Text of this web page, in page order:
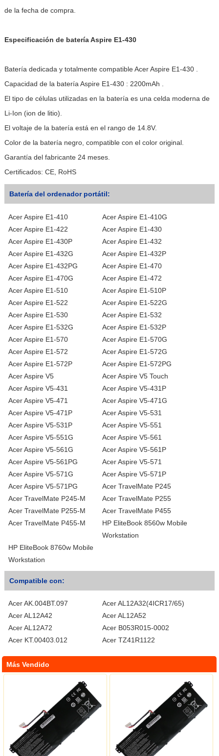
de la fecha de compra.
Especificación de batería Aspire E1-430
Batería dedicada y totalmente compatible Acer Aspire E1-430 .
Capacidad de la batería Aspire E1-430 : 2200mAh .
El tipo de células utilizadas en la batería es una celda moderna de
Li-Ion (ion de litio).
El voltaje de la batería está en el rango de 14.8V.
Color de la batería negro, compatible con el color original.
Garantía del fabricante 24 meses.
Certificados: CE, RoHS
Batería del ordenador portátil:
Acer Aspire E1-410
Acer Aspire E1-410G
Acer Aspire E1-422
Acer Aspire E1-430
Acer Aspire E1-430P
Acer Aspire E1-432
Acer Aspire E1-432G
Acer Aspire E1-432P
Acer Aspire E1-432PG
Acer Aspire E1-470
Acer Aspire E1-470G
Acer Aspire E1-472
Acer Aspire E1-510
Acer Aspire E1-510P
Acer Aspire E1-522
Acer Aspire E1-522G
Acer Aspire E1-530
Acer Aspire E1-532
Acer Aspire E1-532G
Acer Aspire E1-532P
Acer Aspire E1-570
Acer Aspire E1-570G
Acer Aspire E1-572
Acer Aspire E1-572G
Acer Aspire E1-572P
Acer Aspire E1-572PG
Acer Aspire V5
Acer Aspire V5 Touch
Acer Aspire V5-431
Acer Aspire V5-431P
Acer Aspire V5-471
Acer Aspire V5-471G
Acer Aspire V5-471P
Acer Aspire V5-531
Acer Aspire V5-531P
Acer Aspire V5-551
Acer Aspire V5-551G
Acer Aspire V5-561
Acer Aspire V5-561G
Acer Aspire V5-561P
Acer Aspire V5-561PG
Acer Aspire V5-571
Acer Aspire V5-571G
Acer Aspire V5-571P
Acer Aspire V5-571PG
Acer TravelMate P245
Acer TravelMate P245-M
Acer TravelMate P255
Acer TravelMate P255-M
Acer TravelMate P455
Acer TravelMate P455-M
HP EliteBook 8560w Mobile
Workstation
HP EliteBook 8760w Mobile
Workstation
Compatible con:
Acer AK.004BT.097
Acer AL12A32(4ICR17/65)
Acer AL12A42
Acer AL12A52
Acer AL12A72
Acer B053R015-0002
Acer KT.00403.012
Acer TZ41R1122
Más Vendido